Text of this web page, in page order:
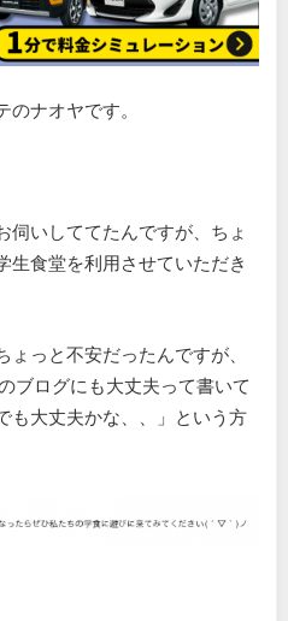
ナオヤです。
伺いしててたんですが、ちょ
生食堂を利用させていただき
っと不安だったんですが、
ブログにも大丈夫って書いて
も大丈夫かな、、」という方